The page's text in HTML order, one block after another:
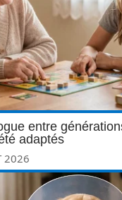
entre
adaptés
2026